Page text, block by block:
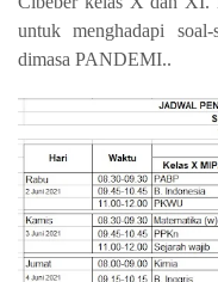
untuk menghadapi
dimasa PANDEMI..